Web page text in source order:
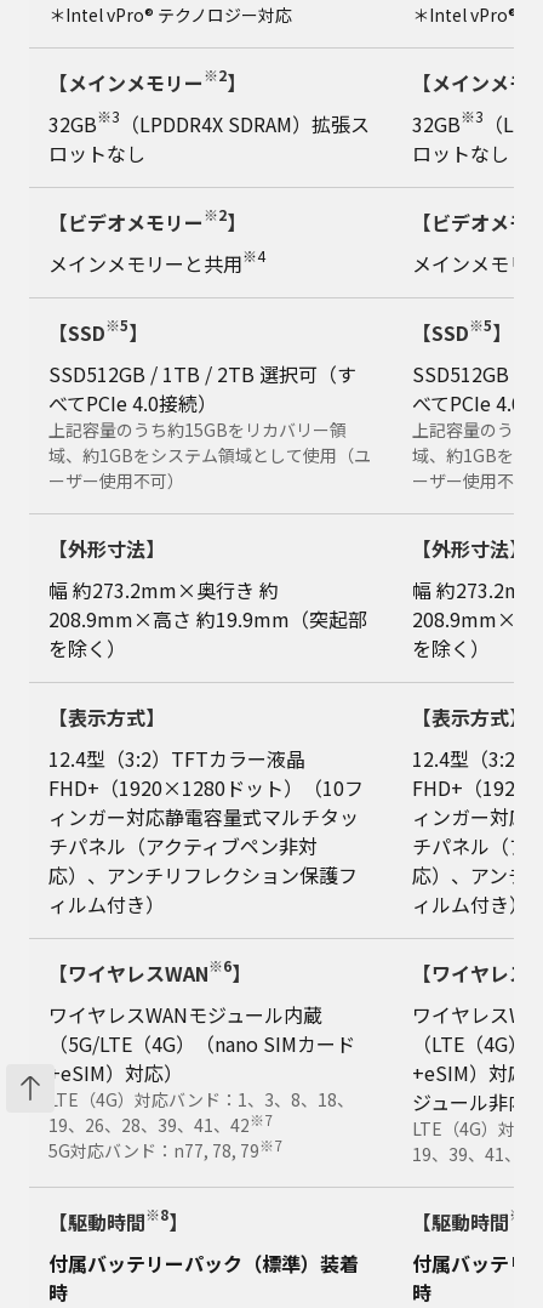
＊Intel vPro® テクノロジー対応 ＊Intel vPro® テ
【メインメモリー※2】
32GB※3
（LPDDR4X SDRAM）拡張ス
ロットなし
【メインメモ
32GB※3
（
ロットなし
【ビデオメモリー※2】
メインメモリーと共用※4
【ビデオメモ
メインメモリ
【SSD※5】
SSD512GB / 1TB / 2TB 選択可（す
べてPCIe 4.0接続）
上記容量のうち約15GBをリカバリー領
域、約1GBをシステム領域として使用（ユ
ーザー使用不可）
【SSD※5】
SSD512GB /
べてPCIe 4.0
上記容量のうち
域、約1GBをシ
ーザー使用不可
【外形寸法】
幅 約273.2mm×奥行き 約
208.9mm×高さ 約19.9mm（突起部
を除く）
【外形寸法】
幅 約
208.9mm×高
を除く）
【表示方式】
12.4型（3:2）TFTカラー液晶
FHD+（1920×1280ドット）（10フ
ィンガー対応静電容量式マルチタッ
チパネル（アクティブペン非対
応）、アンチリフレクション保護フ
ィルム付き）
【表示方式】
12.4型（3:2
FHD+（
ィンガー対応
チパネル（ア
応）、アンチ
ィルム付き）
【ワイヤレスWAN※6】
ワイヤレスWANモジュール内蔵
（5G/LTE（4G）（nano SIMカード
+eSIM）対応）
LTE（4G）対応バンド：1、3、8、18、
19、26、28、39、41、42※7
5G対応バンド：n77, 78, 79※7
【ワイヤレス
ワイヤレス
（LTE（4G
+eSIM）対応
ジュール非内
LTE（4G）対応
19、39、41、42
【駆動時間※8】
付属バッテリーパック（標準）装着
時
【駆動時間※8
付属バッテリ
時